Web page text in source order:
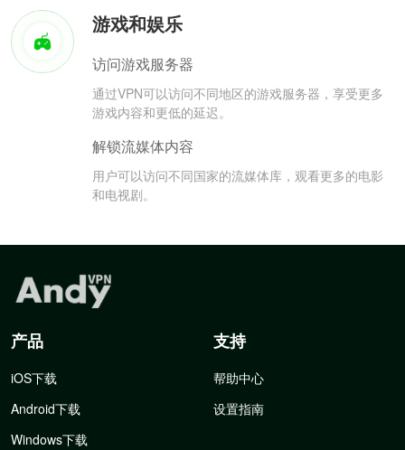
游戏和娱乐
访问游戏服务器
通过VPN可以访问不同地区的游戏服务器，享受更多
游戏内容和更低的延迟。
解锁流媒体内容
用户可以访问不同国家的流媒体库，观看更多的电影
和电视剧。
产品
iOS下载
Android下载
Windows下载
支持
帮助中心
设置指南